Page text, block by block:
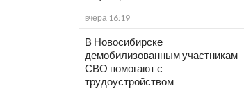
вчера 16:19
В Новосибирске
демобилизованным участникам
СВО помогают с
трудоустройством